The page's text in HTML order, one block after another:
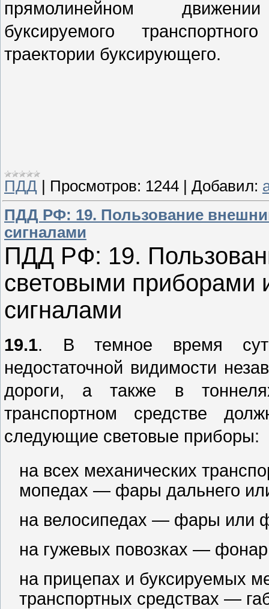
прямолинейном
буксируемого
траектории буксирующего.
ПДД Просмотров: 1244 Добавил:
ПДД РФ: 19. Пользование
сигналами
ПДД РФ: 19.
световыми приборами
сигналами
19.1. В темное время
недостаточной видимости
дороги, а также в
транспортном средстве
следующие световые приборы:
на всех механических
мопедах — фары дальнего
на велосипедах — фары или
на гужевых повозках —
на прицепах и буксируемых
транспортных средствах —